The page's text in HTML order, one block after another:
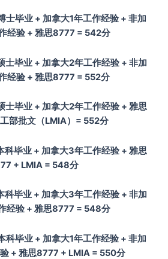
士毕业 + 加拿大1年工作经验 + 非加
经验 + 雅思8777 = 542分
士毕业 + 加拿大2年工作经验 + 非加
经验 + 雅思8777 = 552分
士毕业 + 加拿大2年工作经验 + 雅思
部批文（LMIA）= 552分
科毕业 + 加拿大3年工作经验 + 雅思
+ LMIA = 548分
毕业 + 加拿大3年工作经验 + 非加
经验 + 雅思8777 = 548分
科毕业 + 加拿大1年工作经验 + 非加
+ 雅思8777 + LMIA = 550分